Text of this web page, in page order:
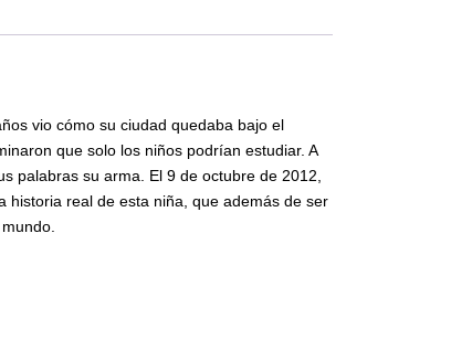
vio cómo su ciudad quedaba bajo el
que solo los niños podrían estudiar. A
palabras su arma. El 9 de octubre de 2012,
historia real de esta niña, que además de ser